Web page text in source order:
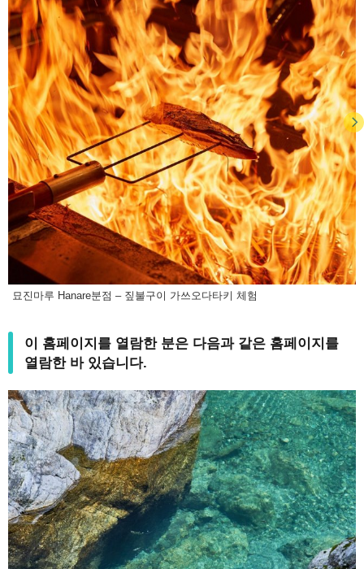
묘진마루 Hanare분점 – 짚불구이 가쓰오다타키 체험
이 홈페이지를 열람한 분은 다음과 같은 홈페이지를
열람한 바 있습니다.